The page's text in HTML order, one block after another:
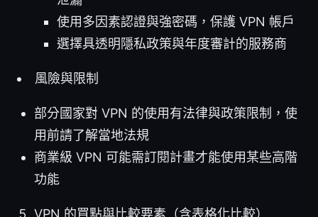
使用多因素認證與強密碼，保護 VPN 帳戶
選擇具透明隱私政策與年度審計的服務商
風險與限制
部分國家對 VPN 的使用有法律與政策限制，使
用前請了解當地法規
商業級 VPN 可能需訂閱計畫才能使用某些高階
功能
VPN 的買點與比較要素（含表格化比較）